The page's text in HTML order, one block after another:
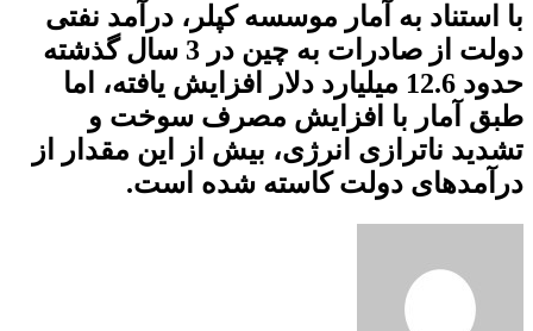
با استناد به آمار موسسه کپلر، درآمد نفتی
دولت از صادرات به چین در 3 سال گذشته
حدود 12.6 میلیارد دلار افزایش یافته، اما
طبق آمار با افزایش مصرف سوخت و
تشدید ناترازی انرژی، بیش از این مقدار از
درآمدهای دولت کاسته شده است.